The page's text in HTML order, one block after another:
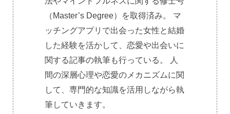
（Master’s Degree）を取得済み。 マ
ッチングアプリで出会った女性と結婚
した経験を活かして、恋愛や出会いに
関する記事の執筆も行っている。 人
間の深層心理や恋愛のメカニズムに関
して、専門的な知識を活用しながら執
筆していきます。